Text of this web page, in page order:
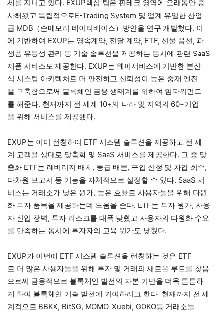
세를 지니고 있다. EXUP핵심 팀은 핀테크 영역에 오래동안 종
사해왔고 독립적으로E-Trading System 및 업계 유일한 산업
급 MDB（순메모리 데이터베이스）방안을 연구 개발했다. 이
에 기반하여 EXUP는 영속계약, 전달 계약, ETF, 선물 옵션, 파
생품 유동성 관리 등 기술 솔루션을 제공하는 동시에 관련 SaaS
제품 서비스도 제공한다. EXUP는 웨이서비스에 기반한 분산
식 시스템 아키텍처로 더 안전하고 신뢰성이 높은 중재 엔진
을 구축함으로써 블록체인 금융 생태계를 위하여 임파워먼트
를 해준다. 현재까지 전 세계 10+의 나라 및 지역의 60+기업
을 위해 서비스를 제공했다.
EXUP는 이미 런칭하여 ETF 시스템 솔루션을 제공하고 전 세
계 고객을 상대로 맞춤화 및 SaaS 서비스를 제공한다. 그 중 맞
춤화 ETF는 레버리지 배치, 등급 배분, 구입 신청 및 차압 회수,
다차원 보고서 등 기능을 자체적으로 설정할 수 있다. SaaS 서
비스는 거래소가 낮은 원가, 높은 효율로 사용자들을 위해 다원
화 투자 품목을 제공하는데 도움을 준다. ETF는 투자 원가, 사용
자 진입 장벽, 투자 리스크를 대폭 낮췄고 사용자의 다원화 수요
를 만족하는 동시에 투자자의 교육 원가도 낮췄다.
EXUP가 이번에 ETF 시스템 솔루션을 런칭하는 것은 ETF
로 더 많은 사용자들을 위해 투자 및 거래의 새로운 루트를 찾음
으로써 금융적으로 블록체인 발전의 자본 기반을 더욱 튼튼하
게 하여 블록체인 기술 발전에 기여하려고 한다. 현재까지 전 세
계적으로 BBKX, BitSG, MOMO, Xuebi, GOKO등 거래소들